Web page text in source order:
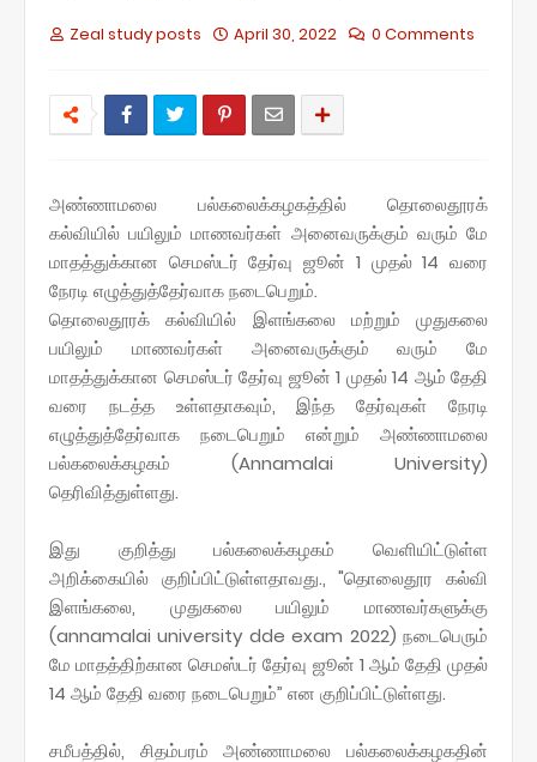
Zeal study posts April 30, 2022 0 Comments
அண்ணாமலை பல்கலைக்கழகத்தில் தொலைதூரக்
கல்வியில் பயிலும் மாணவர்கள் அனைவருக்கும் வரும் மே
மாதத்துக்கான செமஸ்டர் தேர்வு ஜூன் 1 முதல் 14 வரை
நேரடி எழுத்துத்தேர்வாக நடைபெறும்.
தொலைதூரக் கல்வியில் இளங்கலை மற்றும் முதுகலை
பயிலும் மாணவர்கள் அனைவருக்கும் வரும் மே
மாதத்துக்கான செமஸ்டர் தேர்வு ஜூன் 1 முதல் 14 ஆம் தேதி
வரை நடத்த உள்ளதாகவும், இந்த தேர்வுகள் நேரடி
எழுத்துத்தேர்வாக நடைபெறும் என்றும் அண்ணாமலை
பல்கலைக்கழகம் (Annamalai University)
தெரிவித்துள்ளது.
இது குறித்து பல்கலைக்கழகம் வெளியிட்டுள்ள
அறிக்கையில் குறிப்பிட்டுள்ளதாவது., "தொலைதூர கல்வி
இளங்கலை, முதுகலை பயிலும் மாணவர்களுக்கு
(annamalai university dde exam 2022) நடைபெரும்
மே மாதத்திற்கான செமஸ்டர் தேர்வு ஜூன் 1 ஆம் தேதி முதல்
14 ஆம் தேதி வரை நடைபெறும்” என குறிப்பிட்டுள்ளது.
சமீபத்தில், சிதம்பரம் அண்ணாமலை பல்கலைக்கழகதின்